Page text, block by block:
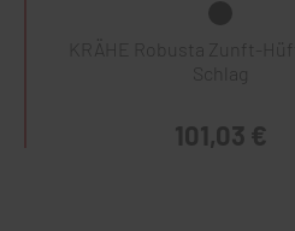
KRÄHE Robusta Zunft-
Schlag
101,03 €